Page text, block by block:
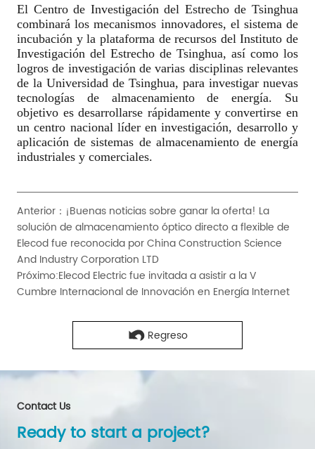
Anterior： ¡Buenas noticias sobre ganar la oferta! La
solución de almacenamiento óptico directo a flexible de
Elecod fue reconocida por China Construction Science
And Industry Corporation LTD
Próximo:Elecod Electric fue invitada a asistir a la V
Cumbre Internacional de Innovación en Energía Internet
Regreso
Contact Us
Ready to start a project?